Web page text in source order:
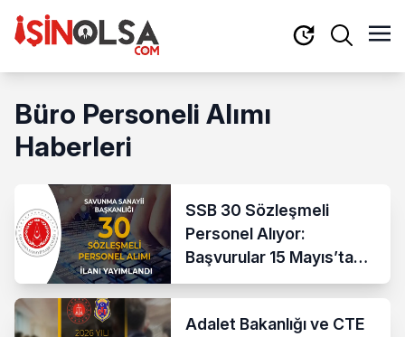
Büro Personeli Alımı
Haberleri
SSB 30 Sözleşmeli
Personel Alıyor:
Başvurular 15 Mayıs’ta
Başlıyor
Adalet Bakanlığı ve CTE